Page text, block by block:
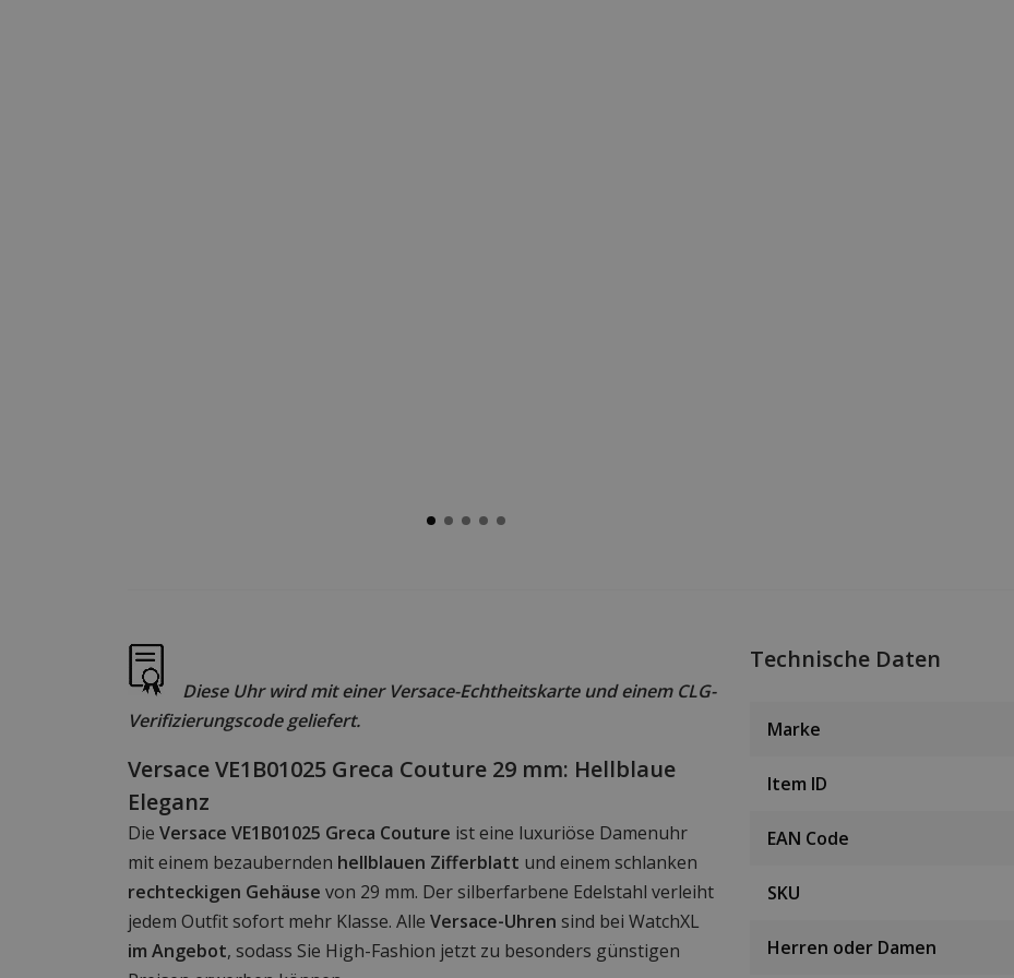
Diese Uhr wird mit einer Versace-Echtheitskarte und einem CLG-
Verifizierungscode geliefert.
Versace VE1B01025 Greca Couture 29 mm: Hellblaue
Eleganz
Die Versace VE1B01025 Greca Couture ist eine luxuriöse Damenuhr
mit einem bezaubernden hellblauen Zifferblatt und einem schlanken
rechteckigen Gehäuse von 29 mm. Der silberfarbene Edelstahl verleiht
jedem Outfit sofort mehr Klasse. Alle Versace-Uhren sind bei WatchXL
im Angebot, sodass Sie High-Fashion jetzt zu besonders günstigen
Technische Daten
Marke
Item ID
EAN Code
SKU
Herren oder Damen